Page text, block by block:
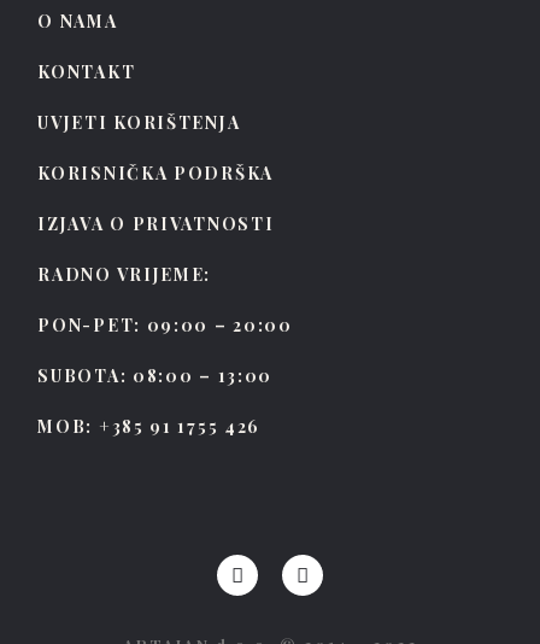
O NAMA
KONTAKT
UVJETI KORIŠTENJA
KORISNIČKA PODRŠKA
IZJAVA O PRIVATNOSTI
RADNO VRIJEME:
PON-PET: 09:00 – 20:00
SUBOTA: 08:00 – 13:00
MOB: +385 91 1755 426